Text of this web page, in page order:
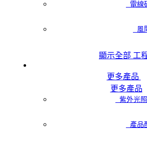
電線
風
顯示全部 工
更多產品
更多產品
紫外光
產品